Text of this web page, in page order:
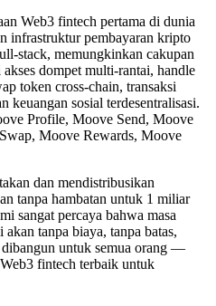
Web3 fintech pertama di dunia
infrastruktur pembayaran kripto
stack, memungkinkan cakupan
dompet multi-rantai, handle
token cross-chain, transaksi
keuangan sosial terdesentralisasi.
Profile, Moove Send, Moove
Moove Rewards, Moove
dan mendistribusikan
tanpa hambatan untuk 1 miliar
sangat percaya bahwa masa
tanpa biaya, tanpa batas,
dibangun untuk semua orang —
fintech terbaik untuk